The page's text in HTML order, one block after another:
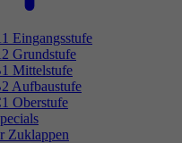
Eingangsstufe
Grundstufe
Mittelstufe
Aufbaustufe
Oberstufe
Zuklappen